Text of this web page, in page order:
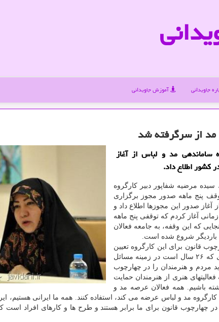
جاویدانی آموزش جاویدانی
مد از سرگرفته شد
ساماندهی مد و لباس از آغاز
كشور اطلاع داد.
مرضیه شفاپور دبیر كارگروه
پنج ماهه صدور مجوز برگزاری
آغاز صدور این مجوزها اطلاع داد و
آغاز كردم كه توقفی پنج ماهه
كه این وقفه، به جامعه فعالان
باردیگر شروع شده است.
قانون برای این كارگروه تعیین
شده، باید اجرایی شود. بعنوان فردی كه ۲۶ سال است در زمینه مسائل
مردم و هنرمندان را در چهارچوب
هنری از هنرمندان حمایت
باشیم. همه فعالان عرصه مد و
كارگروه مد و لباس عرضه می كند، استفاده كنند. همه ما ایرانی هستیم،
قانون برای ما برابر هستند و طرح ها و كارهای افراد است